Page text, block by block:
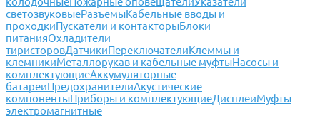
светозвуковыеРазъемыКабельные вводы и
проходкиПускатели и контакторыБлоки
питанияОхладители
тиристоровДатчикиПереключателиКлеммы и
клемникиМеталлорукав и кабельные муфтыНасосы и
комплектующиеАккумуляторные
батареиПредохранителиАкустические
компонентыПриборы и комплектующиеДисплеиМуфты
электромагнитные